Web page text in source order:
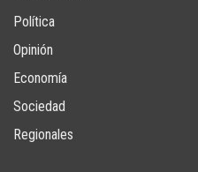
Política
Opinión
Economía
Sociedad
Regionales